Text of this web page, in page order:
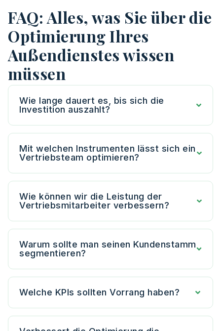
FAQ: Alles, was Sie über die
Optimierung Ihres
Außendienstes wissen
müssen
Wie lange dauert es, bis sich die
Investition auszahlt?
Mit welchen Instrumenten lässt sich ein
Vertriebsteam optimieren?
Wie können wir die Leistung der
Vertriebsmitarbeiter verbessern?
Warum sollte man seinen Kundenstamm
segmentieren?
Welche KPIs sollten Vorrang haben?